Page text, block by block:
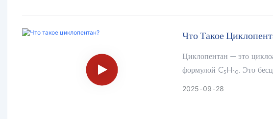
Cercospora на арахисе.
Что Такое
Циклопентан — это
формулой C₅H₁₀. Это
растворимая в
2025 09 28